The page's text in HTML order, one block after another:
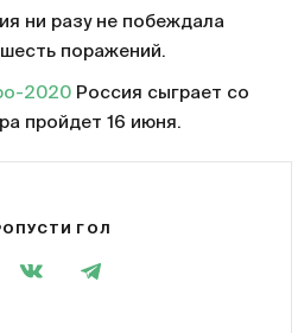
ни разу не побеждала
поражений.
2020 Россия сыграет со
пройдет 16 июня.
ГОЛ